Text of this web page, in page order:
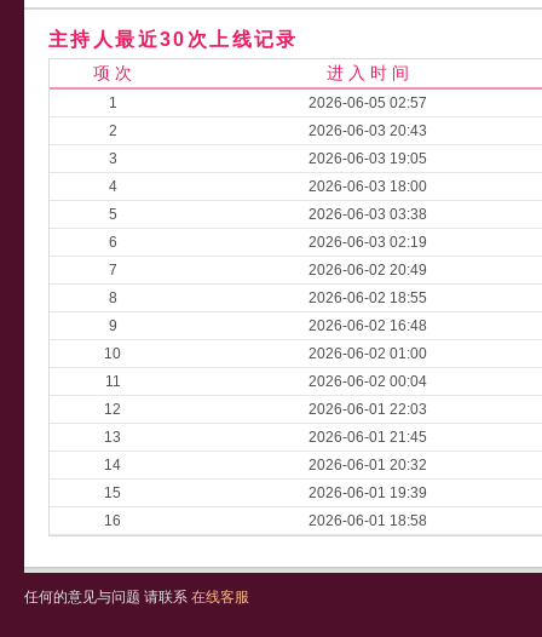
主持人最近30次上线记录
项 次 进 入 时 间
1
2026-06-05 02:57
2
2026-06-03 20:43
3
2026-06-03 19:05
4
2026-06-03 18:00
5
2026-06-03 03:38
6
2026-06-03 02:19
7
2026-06-02 20:49
8
2026-06-02 18:55
9
2026-06-02 16:48
10
2026-06-02 01:00
11
2026-06-02 00:04
12
2026-06-01 22:03
13
2026-06-01 21:45
14
2026-06-01 20:32
15
2026-06-01 19:39
16
2026-06-01 18:58
任何的意见与问题 请联系 在线客服